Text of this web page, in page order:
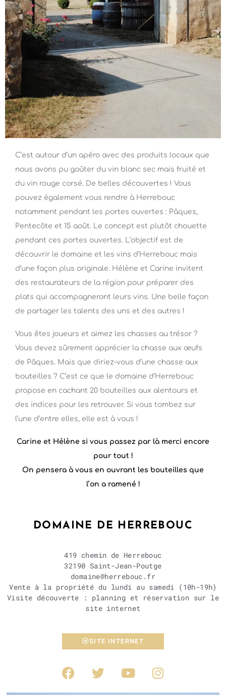
C’est autour d’un apéro avec des produits locaux que
nous avons pu goûter du vin blanc sec mais fruité et
du vin rouge corsé. De belles découvertes ! Vous
pouvez également vous rendre à Herrebouc
notamment pendant les portes ouvertes : Pâques,
Pentecôte et 15 août. Le concept est plutôt chouette
pendant ces portes ouvertes. L’objectif est de
découvrir le domaine et les vins d’Herrebouc mais
d’une façon plus originale. Hélène et Carine invitent
des restaurateurs de la région pour préparer des
plats qui accompagneront leurs vins. Une belle façon
de partager les talents des uns et des autres !
Vous êtes joueurs et aimez les chasses au trésor ?
Vous devez sûrement apprécier la chasse aux œufs
de Pâques. Mais que diriez-vous d’une chasse aux
bouteilles ? C’est ce que le domaine d’Herrebouc
propose en cachant 20 bouteilles aux alentours et
des indices pour les retrouver. Si vous tombez sur
l’une d’entre elles, elle est à vous !
Carine et Hélène si vous passez par là merci encore
pour tout !
On pensera à vous en ouvrant les bouteilles que
l’on a ramené !
DOMAINE DE HERREBOUC
419 chemin de Herrebouc
32190 Saint-Jean-Poutge
domaine@herrebouc.fr
Vente à la propriété du lundi au samedi (10h-19h)
Visite découverte : planning et réservation sur le
site internet
SITE INTERNET